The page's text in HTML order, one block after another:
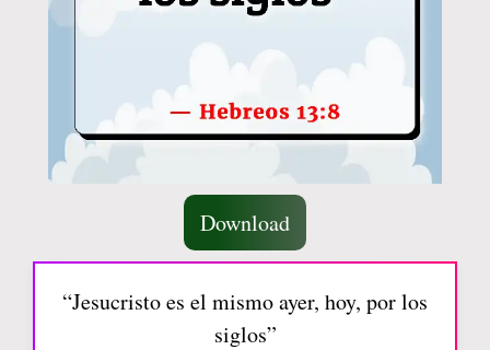
Download
“Jesucristo es el mismo ayer, hoy, por los
siglos”